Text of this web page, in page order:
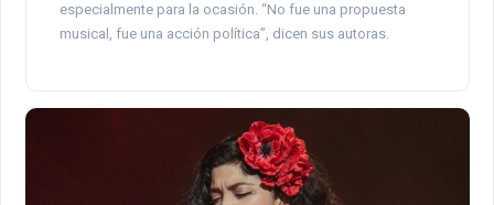
especialmente para la ocasión. “No fue una propuesta
musical, fue una acción política”, dicen sus autoras.